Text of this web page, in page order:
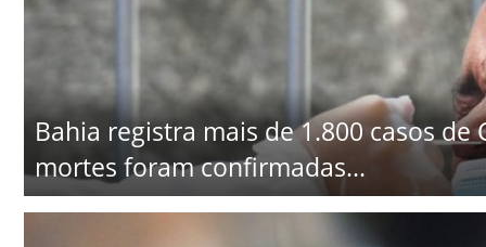
Bahia registra mais de 1.800 casos
mortes foram confirmadas...